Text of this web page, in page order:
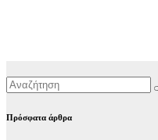
Πρόσφατα άρθρα